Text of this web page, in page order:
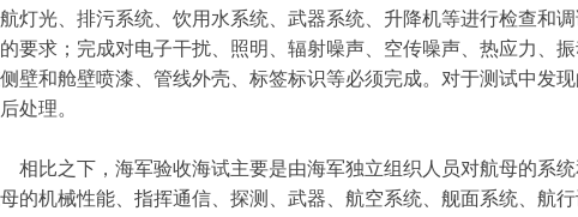
灯光、排污系统、饮用水系统、武器系统、升降机等进行检查和
要求；完成对电子干扰、照明、辐射噪声、空传噪声、热应力、
壁和舱壁喷漆、管线外壳、标签标识等必须完成。对于测试中发
处理。
相比之下，海军验收海试主要是由海军独立组织人员对航母的系
的机械性能、指挥通信、探测、武器、航空系统、舰面系统、航